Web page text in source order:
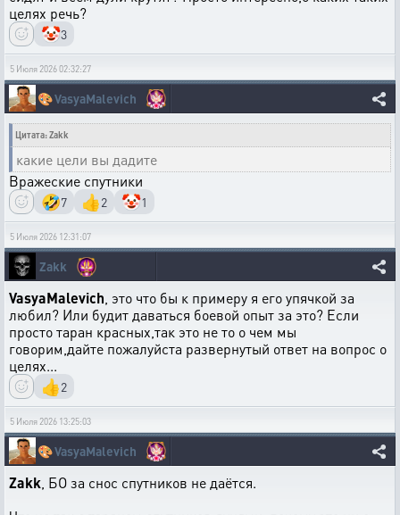
целях речь?
🤡3
5 Июля 2026 02:32:27
🎨VasyaMalevich
Цитата: Zakk
какие цели вы дадите
Вражеские спутники
🤣7 👍2 🤡1
5 Июля 2026 12:31:07
Zakk
VasyaMalevich , это что бы к примеру я его упячкой за
любил? Или будит даваться боевой опыт за это? Если
просто таран красных,так это не то о чем мы
говорим,дайте пожалуйста развернутый ответ на вопрос о
целях...
👍2
5 Июля 2026 13:25:03
🎨VasyaMalevich
Zakk , БО за снос спутников не даётся.